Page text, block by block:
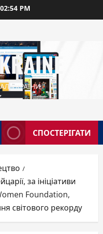
PM
УКРАЇНИ
СПОСТЕРІГАТИ
за ініціативи
Foundation,
світового рекорду